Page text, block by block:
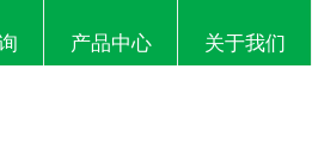
吹塑百科 行业资讯
产品中心 关于我们